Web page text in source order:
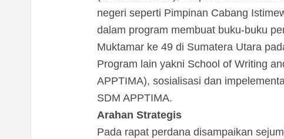
negeri seperti Pimpinan Cabang
dalam program membuat buku-buku
Muktamar ke 49 di Sumatera Utara
Program lain yakni School of Writing
APPTIMA), sosialisasi dan
SDM APPTIMA.
Arahan Strategis
Pada rapat perdana disampaikan